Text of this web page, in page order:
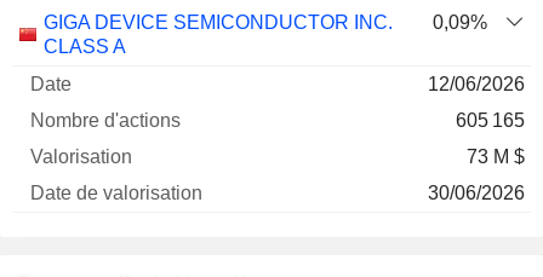
Société Date
Nombre
Date de
GIGA DEVICE SEMICONDUCTOR INC.
CLASS A
0,09%
12/06/2026
605 165
73 M $
30/06/2026